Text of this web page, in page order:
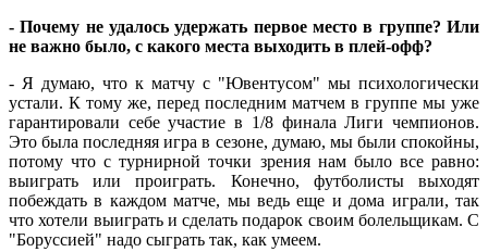
- Почему не удалось удержать первое место в группе? Или
не важно было, с какого места выходить в плей-офф?
- Я думаю, что к матчу с "Ювентусом" мы психологически
устали. К тому же, перед последним матчем в группе мы уже
гарантировали себе участие в 1/8 финала Лиги чемпионов.
Это была последняя игра в сезоне, думаю, мы были спокойны,
потому что с турнирной точки зрения нам было все равно:
выиграть или проиграть. Конечно, футболисты выходят
побеждать в каждом матче, мы ведь еще и дома играли, так
что хотели выиграть и сделать подарок своим болельщикам. С
"Боруссией" надо сыграть так, как умеем.